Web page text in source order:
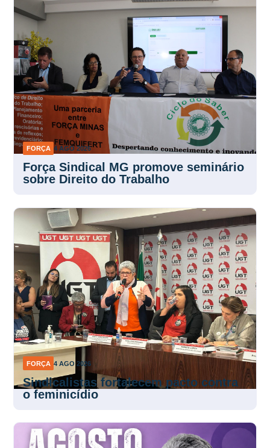
FORÇA 4 AGO 2026
Força Sindical MG promove seminário
sobre Direito do Trabalho
FORÇA 4 AGO 2026
Sindicalistas fortalecem pacto contra
o feminicídio